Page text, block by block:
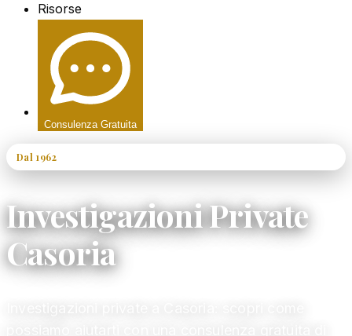
Risorse
Consulenza Gratuita
Dal 1962
Investigazioni Private
Casoria